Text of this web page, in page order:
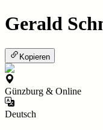
Gerald
Kopieren
Günzburg & Online
Deutsch